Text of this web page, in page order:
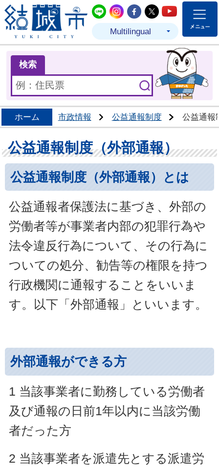
結城市公式LINE
結城市公式Instagram
結城市公式
結城市公式
結城市
Multilingual
検索
ホーム 市政情報 公益通報制度 公益通報
公益通報制度（外部通報）
公益通報制度（外部通報）とは
公益通報者保護法に基づき、外部の
労働者等が事業者内部の犯罪行為や
法令違反行為について、その行為に
ついての処分、勧告等の権限を持つ
行政機関に通報することをいいま
す。以下「外部通報」といいます。
外部通報ができる方
1 当該事業者に勤務している労働者
及び通報の日前1年以内に当該労働
者だった方
2 当該事業者を派遣先とする派遣労